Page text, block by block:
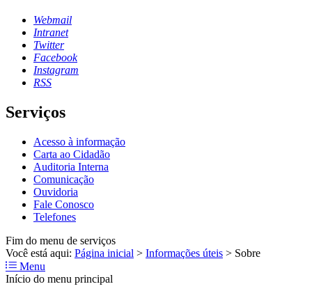
Webmail
Intranet
Twitter
Facebook
Instagram
RSS
Serviços
Acesso à informação
Carta ao Cidadão
Auditoria Interna
Comunicação
Ouvidoria
Fale Conosco
Telefones
Fim do menu de serviços
Você está aqui: Página inicial > Informações úteis > Sobre
Menu
Início do menu principal